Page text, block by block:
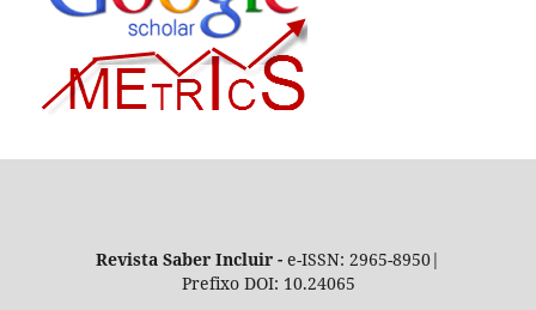
Revista Saber Incluir - e-ISSN: 2965-8950|
Prefixo DOI: 10.24065